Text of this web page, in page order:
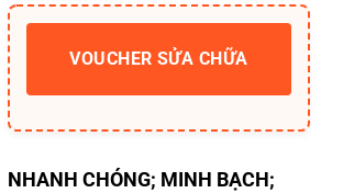
VOUCHER SỬA CHỮA
NHANH CHÓNG; MINH BẠCH;